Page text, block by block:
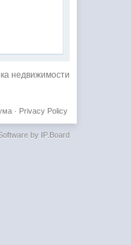
недвижимости
Privacy Policy
·
by IP.Board